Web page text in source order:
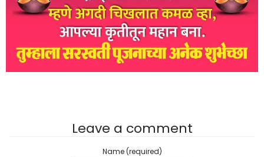
Leave a comment
Name (required)